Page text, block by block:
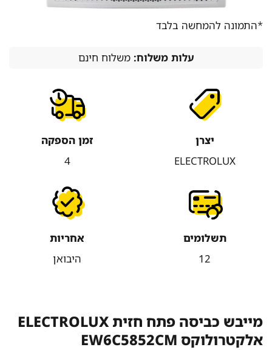
*התמונה להמחשה בלבד
עלות משלוח:משלוח חינם
יצרן
ELECTROLUX
זמן הספקה
4
תשלומים
12
אחריות
היבואן
מייבש כביסה פתח חזית ELECTROLUX
אלקטרולוקס EW6C5852CM